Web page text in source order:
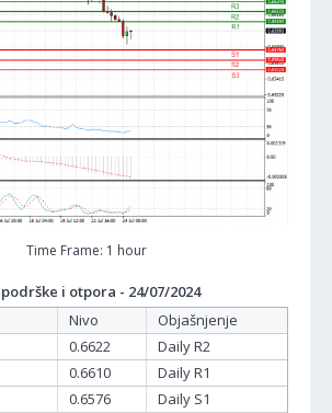
Time Frame: 1 hour
i otpora - 24/07/2024
Nivo
Objašnjenje
0.6622
Daily R2
0.6610
Daily R1
0.6576
Daily S1